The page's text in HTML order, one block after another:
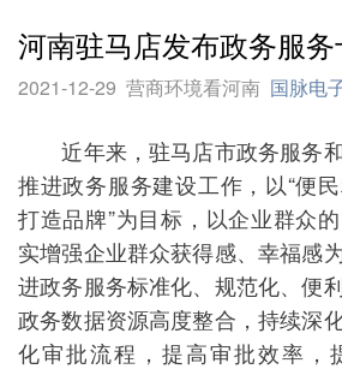
河南驻马店发布政务服
2021-12-29 营商环境看河南 国脉电
近年来，驻马店市政务服务
推进政务服务建设工作，以“便民
打造品牌”为目标，以企业群众
实增强企业群众获得感、幸福感
进政务服务标准化、规范化、便
政务数据资源高度整合，持续深
化审批流程，提高审批效率，